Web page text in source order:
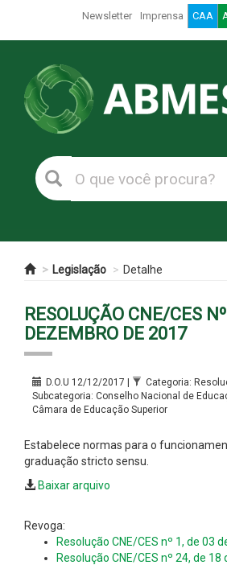
Newsletter Imprensa CAA
Legislação Detalhe
RESOLUÇÃO CNE/CES
DEZEMBRO DE 2017
D.O.U 12/12/2017 |
Categoria:
Subcategoria: Conselho Nacional de
Câmara de Educação Superior
Estabelece normas para o
graduação stricto sensu.
Baixar arquivo
Revoga:
Resolução CNE/CES nº 1, de 03
Resolução CNE/CES nº 24, de